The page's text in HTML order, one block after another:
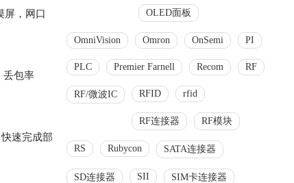
屏，网口
丢包率
速完成部
OLED面板
OmniVision Omron OnSemi PI
PLC Premier Farnell Recom RF
RF/微波IC RFID rfid
RF连接器 RF模块
RS Rubycon SATA连接器
SD连接器 SII SIM卡连接器